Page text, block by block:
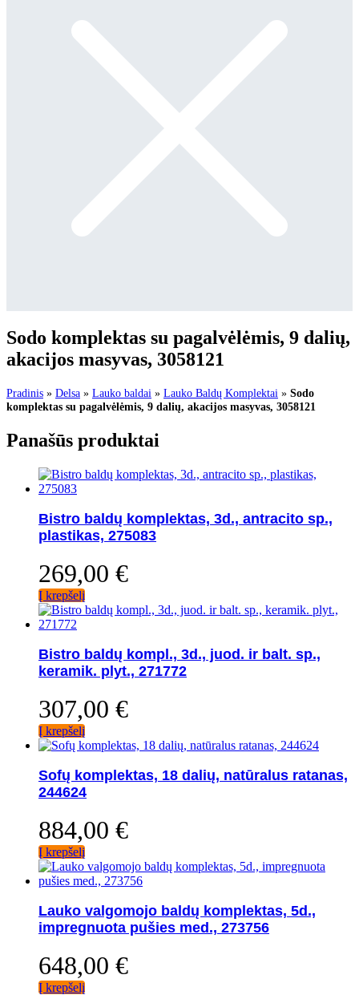
Sodo komplektas su pagalvėlėmis, 9 dalių,
akacijos masyvas, 3058121
Pradinis » Delsa » Lauko baldai » Lauko Baldų Komplektai » Sodo
komplektas su pagalvėlėmis, 9 dalių, akacijos masyvas, 3058121
Panašūs produktai
Bistro baldų komplektas, 3d., antracito sp.,
plastikas, 275083
269,00 €
Į krepšelį
Bistro baldų kompl., 3d., juod. ir balt. sp.,
keramik. plyt., 271772
307,00 €
Į krepšelį
Sofų komplektas, 18 dalių, natūralus ratanas,
244624
884,00 €
Į krepšelį
Lauko valgomojo baldų komplektas, 5d.,
impregnuota pušies med., 273756
648,00 €
Į krepšelį